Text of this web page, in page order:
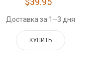
Доставка за 1–3 дня
КУПИТЬ